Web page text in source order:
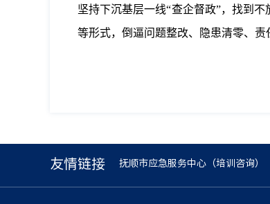
坚持下沉基层一线“查企督政”，找到
等形式，倒逼问题整改、隐患清零、责
友情链接 抚顺市应急服务中心（培训咨询）